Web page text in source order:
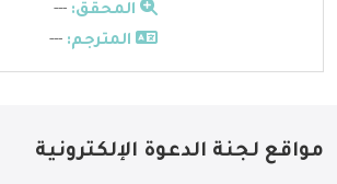
المحقق: ---
المترجم: ---
مواقع لجنة الدعوة الإلكترونية